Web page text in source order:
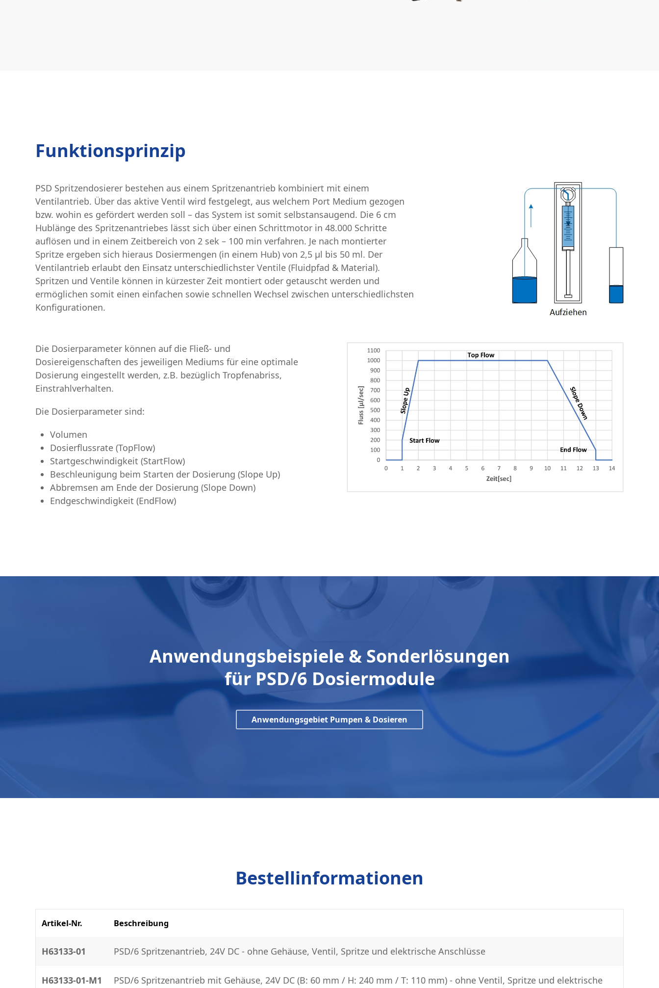
Funktionsprinzip
PSD Spritzendosierer bestehen aus einem Spritzenantrieb kombiniert mit einem
Ventilantrieb. Über das aktive Ventil wird festgelegt, aus welchem Port Medium gezogen
bzw. wohin es gefördert werden soll – das System ist somit selbstansaugend. Die 6 cm
Hublänge des Spritzenantriebes lässt sich über einen Schrittmotor in 48.000 Schritte
auflösen und in einem Zeitbereich von 2 sek – 100 min verfahren. Je nach montierter
Spritze ergeben sich hieraus Dosiermengen (in einem Hub) von 2,5 µl bis 50 ml. Der
Ventilantrieb erlaubt den Einsatz unterschiedlichster Ventile (Fluidpfad & Material).
Spritzen und Ventile können in kürzester Zeit montiert oder getauscht werden und
ermöglichen somit einen einfachen sowie schnellen Wechsel zwischen unterschiedlichsten
Konfigurationen.
Die Dosierparameter können auf die Fließ- und
Dosiereigenschaften des jeweiligen Mediums für eine optimale
Dosierung eingestellt werden, z.B. bezüglich Tropfenabriss,
Einstrahlverhalten.
Die Dosierparameter sind:
Volumen
Dosierflussrate (TopFlow)
Startgeschwindigkeit (StartFlow)
Beschleunigung beim Starten der Dosierung (Slope Up)
Abbremsen am Ende der Dosierung (Slope Down)
Endgeschwindigkeit (EndFlow)
Anwendungsbeispiele & Sonderlösungen
für PSD/6 Dosiermodule
Anwendungsgebiet Pumpen & Dosieren
Bestellinformationen
Artikel-Nr. Beschreibung
H63133-01 PSD/6 Spritzenantrieb, 24V DC - ohne Gehäuse, Ventil, Spritze und elektrische Anschlüsse
H63133-01-M1
PSD/6 Spritzenantrieb mit Gehäuse, 24V DC (B: 60 mm / H: 240 mm / T: 110 mm) - ohne Ventil, Spritze und elektrische